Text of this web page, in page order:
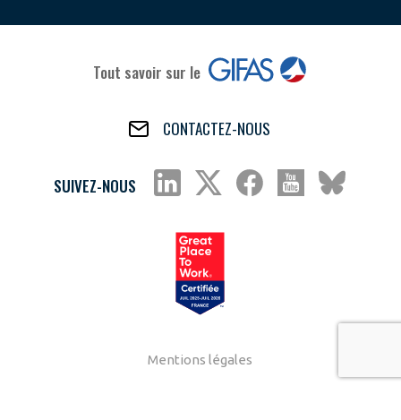
Tout savoir sur le
CONTACTEZ-NOUS
SUIVEZ-NOUS
Mentions légales